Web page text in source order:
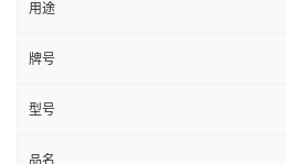
用途
牌号
型号
品名